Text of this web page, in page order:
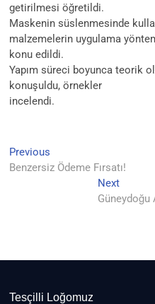
getirilmesi öğretildi.
Maskenin süslenmesinde
malzemelerin uygulama
konu edildi.
Yapım süreci boyunca teorik
konuşuldu, örnekler
incelendi.
Yazı
gezinmesi
Previous
post:
Benzersiz Ödeme Fırsatı!
NextNext
post:
Güneydoğu
Tesçilli Loğomuz